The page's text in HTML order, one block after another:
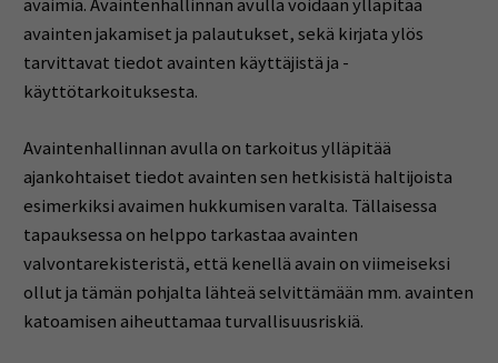
avainten jakamiset ja palautukset, sekä kirjata ylös
tarvittavat tiedot avainten käyttäjistä ja -
käyttötarkoituksesta.
Avaintenhallinnan avulla on tarkoitus ylläpitää
ajankohtaiset tiedot avainten sen hetkisistä haltijoista
esimerkiksi avaimen hukkumisen varalta. Tällaisessa
tapauksessa on helppo tarkastaa avainten
valvontarekisteristä, että kenellä avain on viimeiseksi
ollut ja tämän pohjalta lähteä selvittämään mm. avainten
katoamisen aiheuttamaa turvallisuusriskiä.